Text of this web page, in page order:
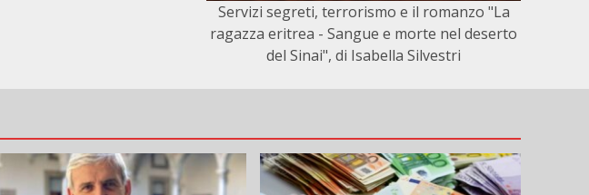
Servizi segreti, terrorismo e il romanzo "La
ragazza eritrea - Sangue e morte nel deserto
del Sinai", di Isabella Silvestri